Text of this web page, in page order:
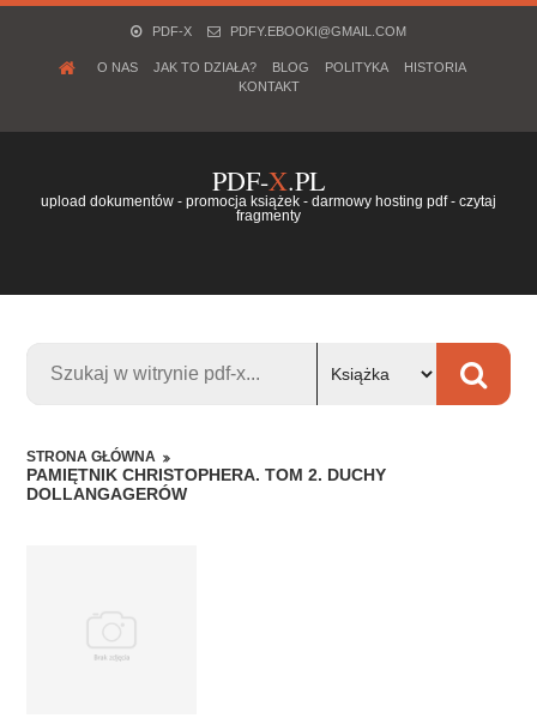
PDF-X PDFY.EBOOKI@GMAIL.COM
O NAS JAK TO DZIAŁA? BLOG POLITYKA
HISTORIA
KONTAKT
PDF-X.PL
upload dokumentów - promocja książek - darmowy hosting pdf - czytaj
fragmenty
STRONA GŁÓWNA
PAMIĘTNIK CHRISTOPHERA. TOM 2. DUCHY
DOLLANGAGERÓW